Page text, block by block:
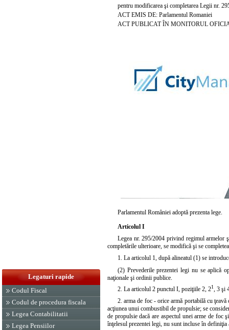
Legaturi rapide
Codul Fiscal
Codul de procedura fiscala
Legea Contabilitatii
Legea Pensiilor
pentru modificarea şi completarea Legii nr.
ACT EMIS DE: Parlamentul Romaniei
ACT PUBLICAT ÎN MONITORUL
Parlamentul României adoptă prezenta lege.
Articolul I
Legea nr. 295/2004 privind regimul armelor
completările ulterioare, se modifică şi se
1. La articolul 1, după alineatul (1) se
(2) Prevederile prezentei legi nu se aplică
naţionale şi ordinii publice.
2. La articolul 2 punctul I, poziţiile 2, 21, 3 şi
2. arma de foc - orice armă portabilă cu
acţiunea unui combustibil de propulsie; se
de propulsie dacă are aspectul unei arme de foc
înţelesul prezentei legi, nu sunt incluse în